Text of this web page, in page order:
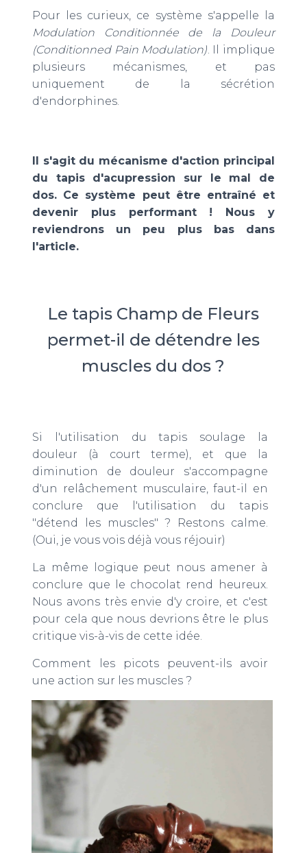
Pour les curieux, ce système s'appelle la
Modulation Conditionnée de la Douleur
(Conditionned Pain Modulation). Il implique
plusieurs mécanismes, et pas
uniquement de la sécrétion
d'endorphines.
Il s'agit du mécanisme d'action principal
du tapis d'acupression sur le mal de
dos. Ce système peut être entraîné et
devenir plus performant ! Nous y
reviendrons un peu plus bas dans
l'article.
Le tapis Champ de Fleurs
permet-il de détendre les
muscles du dos ?
Si l'utilisation du tapis soulage la
douleur (à court terme), et que la
diminution de douleur s'accompagne
d'un relâchement musculaire, faut-il en
conclure que l'utilisation du tapis
"détend les muscles" ? Restons calme.
(Oui, je vous vois déjà vous réjouir)
La même logique peut nous amener à
conclure que le chocolat rend heureux.
Nous avons très envie d'y croire, et c'est
pour cela que nous devrions être le plus
critique vis-à-vis de cette idée.
Comment les picots peuvent-ils avoir
une action sur les muscles ?